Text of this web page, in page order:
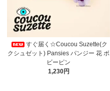
すぐ届く☆Coucou Suzette(ク
クシュゼット) Pansies パンジー 花 ボ
ビーピン
1,230円